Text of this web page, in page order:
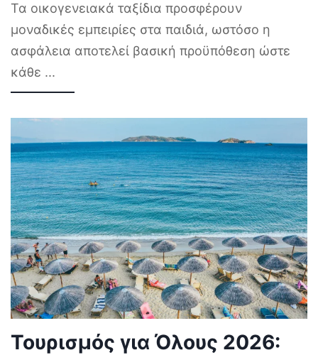
Τα οικογενειακά ταξίδια προσφέρουν
μοναδικές εμπειρίες στα παιδιά, ωστόσο η
ασφάλεια αποτελεί βασική προϋπόθεση ώστε
κάθε ...
Τουρισμός για Όλους 2026: